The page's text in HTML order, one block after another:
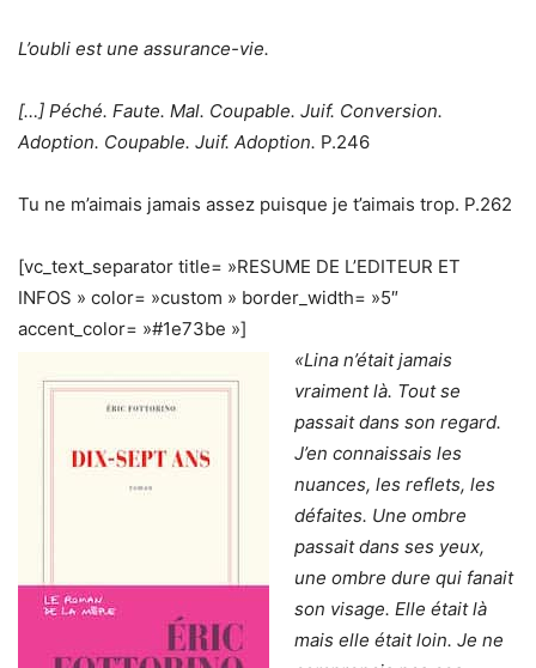
L’oubli est une assurance-vie.
[…] Péché. Faute. Mal. Coupable. Juif. Conversion.
Adoption. Coupable. Juif. Adoption. P.246
Tu ne m’aimais jamais assez puisque je t’aimais trop. P.262
[vc_text_separator title= »RESUME DE L’EDITEUR ET
INFOS » color= »custom » border_width= »5″
accent_color= »#1e73be »]
«Lina n’était jamais
vraiment là. Tout se
passait dans son regard.
J’en connaissais les
nuances, les reflets, les
défaites. Une ombre
passait dans ses yeux,
une ombre dure qui fanait
son visage. Elle était là
mais elle était loin. Je ne